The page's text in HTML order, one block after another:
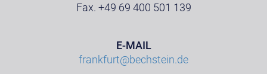
Fax. +49 69 400 501 139
E-MAIL
frankfurt@bechstein.de